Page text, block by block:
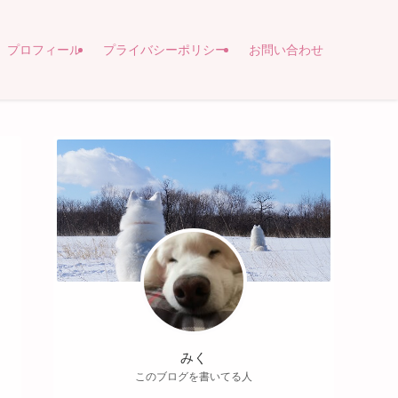
プロフィール プライバシーポリシー お問い合わせ
みく
このブログを書いてる人